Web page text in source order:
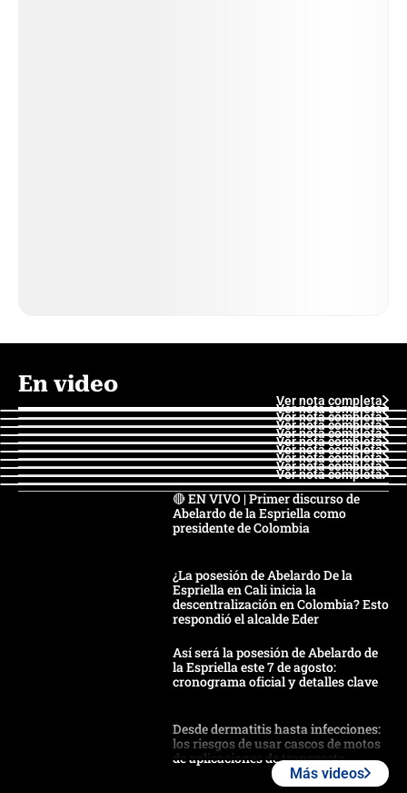
En video
Ver nota completa
Ver nota completa
Ver nota completa
Ver nota completa
Ver nota completa
Ver nota completa
Ver nota completa
Ver nota completa
Ver nota completa
Ver nota completa
🔴 EN VIVO | Primer discurso de
Abelardo de la Espriella como
presidente de Colombia
¿La posesión de Abelardo De la
Espriella en Cali inicia la
descentralización en Colombia? Esto
respondió el alcalde Eder
Así será la posesión de Abelardo de
la Espriella este 7 de agosto:
cronograma oficial y detalles clave
Desde dermatitis hasta infecciones:
los riesgos de usar cascos de motos
de aplicaciones de transporte
Más videos